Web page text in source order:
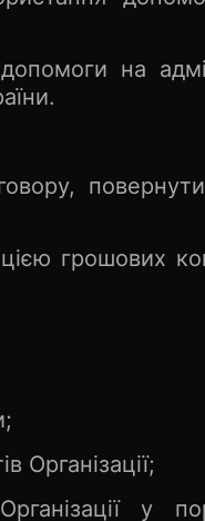
на
грошових
Організації;
у